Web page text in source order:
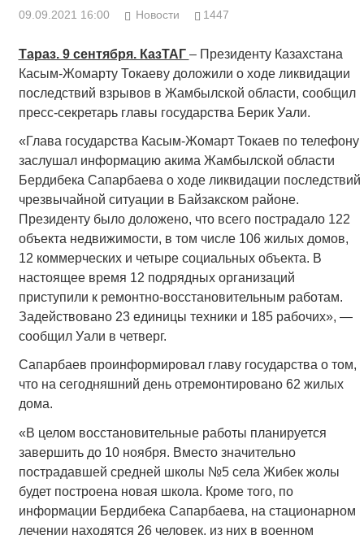
09.09.2021 16:00 Новости 1447
Тараз. 9 сентября. КазТАГ – Президенту Казахстана
Касым-Жомарту Токаеву доложили о ходе ликвидации
последствий взрывов в Жамбылской области, сообщил
пресс-секретарь главы государства Берик Уали.
«Глава государства Касым-Жомарт Токаев по телефону
заслушал информацию акима Жамбылской области
Бердибека Сапарбаева о ходе ликвидации последствий
чрезвычайной ситуации в Байзакском районе.
Президенту было доложено, что всего пострадало 122
объекта недвижимости, в том числе 106 жилых домов,
12 коммерческих и четыре социальных объекта. В
настоящее время 12 подрядных организаций
приступили к ремонтно-восстановительным работам.
Задействовано 23 единицы техники и 185 рабочих», —
сообщил Уали в четверг.
Сапарбаев проинформировал главу государства о том,
что на сегодняшний день отремонтировано 62 жилых
дома.
«В целом восстановительные работы планируется
завершить до 10 ноября. Вместо значительно
пострадавшей средней школы №5 села Жибек жолы
будет построена новая школа. Кроме того, по
информации Бердибека Сапарбаева, на стационарном
лечении находятся 26 человек, из них в военном